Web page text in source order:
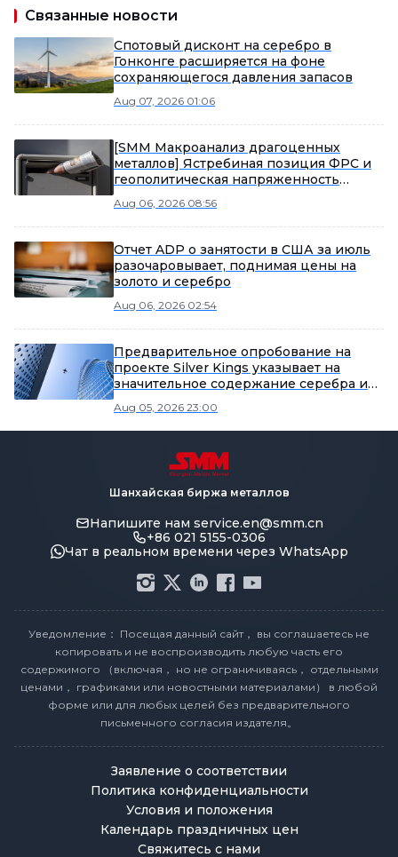
Связанные новости
Спотовый дисконт на серебро в
Гонконге расширяется на фоне
сохраняющегося давления запасов
Aug 07, 2026 01:06
[SMM Макроанализ драгоценных
металлов] Ястребиная позиция ФРС и
геополитическая напряженность
металлов
Aug 06, 2026 08:56
Отчет ADP о занятости в США за июль
разочаровывает, поднимая цены на
золото и серебро
Aug 06, 2026 02:54
Предварительное опробование на
проекте Silver Kings указывает на
значительное содержание серебра и
Aug 05, 2026 23:00
Шанхайская биржа металлов
Напишите нам service.en@smm.cn
+86 021 5155-0306
Чат в реальном времени через WhatsApp
Уведомление： Посещая данный сайт， вы соглашаетесь не
копировать и не воспроизводить любую часть его
содержимого （включая， но не ограничиваясь， отдельными
ценами， графиками или новостными материалами） в любой
форме или для любых целей без предварительного
письменного согласия издателя。
Заявление о соответствии
Политика конфиденциальности
Условия и положения
Календарь праздничных цен
Свяжитесь с нами